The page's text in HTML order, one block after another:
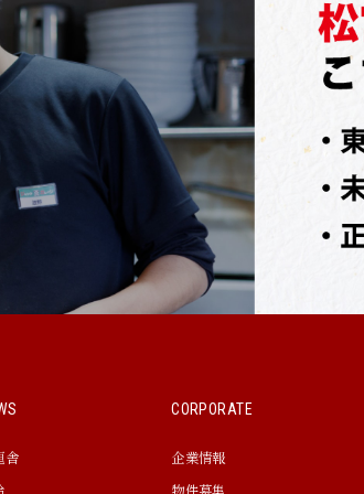
舎
CORPORATE
企業情報
物件募集